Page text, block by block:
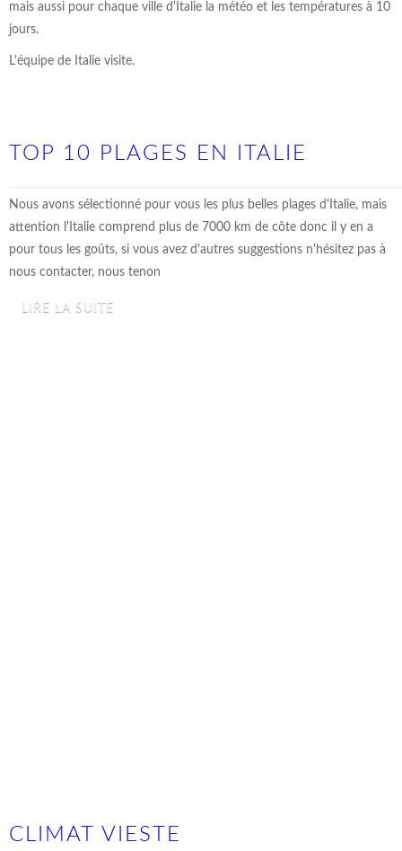
mais aussi pour chaque ville d'Italie la météo et les températures à 10
jours.
L'équipe de Italie visite.
TOP 10 PLAGES EN ITALIE
Nous avons sélectionné pour vous les plus belles plages d'Italie, mais
attention l'Italie comprend plus de 7000 km de côte donc il y en a
pour tous les goûts, si vous avez d'autres suggestions n'hésitez pas à
nous contacter, nous tenon
LIRE LA SUITE
CLIMAT VIESTE